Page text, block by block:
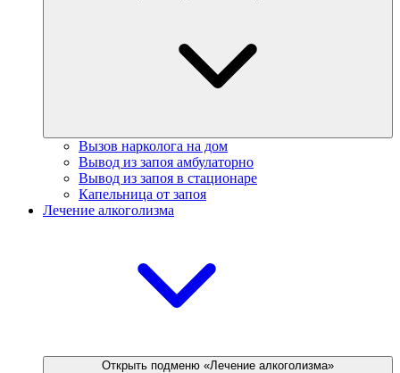
Вызов нарколога на дом
Вывод из запоя амбулаторно
Вывод из запоя в стационаре
Капельница от запоя
Лечение алкоголизма
Открыть подменю «Лечение алкоголизма»